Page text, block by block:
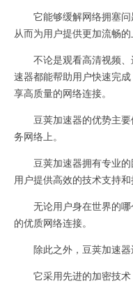
它能够缓解网络拥塞问
从而为用户提供更加流畅的
不论是观看高清视频、
速器都能帮助用户快速完
享高质量的网络连接。
豆荚加速器的优势主要
务网络上。
豆荚加速器拥有专业的
用户提供高效的技术支持和
无论用户身在世界的哪
的优质网络连接。
除此之外，豆荚加速器
它采用先进的加密技术